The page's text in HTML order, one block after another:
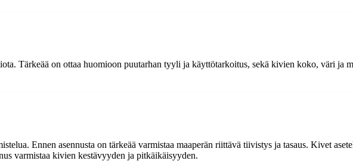
Tärkeää on ottaa huomioon puutarhan tyyli ja käyttötarkoitus, sekä kivien koko, väri ja
Ennen asennusta on tärkeää varmistaa maaperän riittävä tiivistys ja tasaus. Kivet
varmistaa kivien kestävyyden ja pitkäikäisyyden.